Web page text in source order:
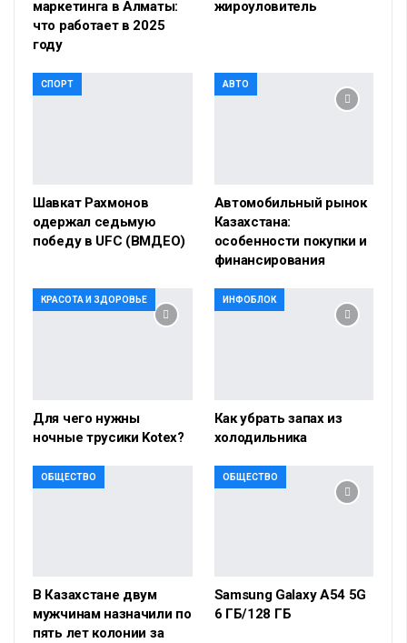
маркетинга в Алматы:
что работает в 2025
году
жироуловитель
СПОРТ
Шавкат Рахмонов
одержал седьмую
победу в UFC (ВМДЕО)
АВТО
Автомобильный рынок
Казахстана:
особенности покупки и
финансирования
КРАСОТА И ЗДОРОВЬЕ
Для чего нужны
ночные трусики Kotex?
ИНФОБЛОК
Как убрать запах из
холодильника
ОБЩЕСТВО
В Казахстане двум
мужчинам назначили по
пять лет колонии за
ОБЩЕСТВО
Samsung Galaxy A54 5G
6 ГБ/128 ГБ